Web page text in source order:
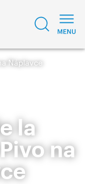
Náplavce
la
na